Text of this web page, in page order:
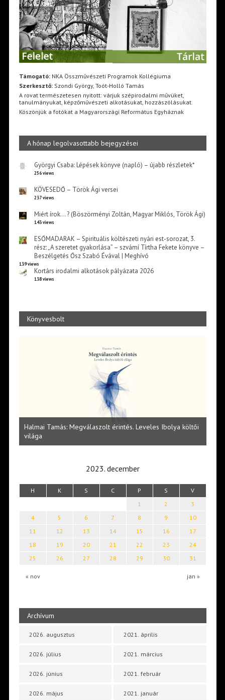
Támogató:NKA Összművészeti Programok Kollégiuma
Szerkesztő:Szondi György, Toót-Holló Tamás
A rovat természetesen nyitott: várjuk szépirodalmi művüket,
tanulmányukat, képzőművészeti alkotásukat, hozzászólásukat.
Köszönjük a fotókat a Magyarországi Református Egyháznak
A hónap legolvasottabb bejegyzései
Györgyi Csaba: Lépések könyve (napló) – újabb részletek*
256 views
KÖVESEDŐ – Török Ági versei
237 views
Miért írok… ? (Böszörményi Zoltán, Magyar Miklós, Török Ági)
143 views
ESŐMADARAK – Spirituális költészeti nyári est-sorozat, 3.
rész: „A szeretet gyakorlása” – szvámí Tírtha Fekete könyve –
Beszélgetés Ősz Szabó Évával | Meghívó
139 views
Kortárs irodalmi alkotások pályázata 2026
138 views
Könyvesbolt
Halmai Tamás: Megválaszolt érintés. Leveles Ibolya költői
világa
2023. december
H K S C P S V
« nov jan »
1 2
3
4
5 6 7 8 9
10
11
12 13 14 15 16
17
18
19 20 21 22 23
24
25
26 27 28 29 30 31
Archívum
2026. augusztus
2026. július
2026. június
2026. május
2021. április
2021. március
2021. február
2021. január